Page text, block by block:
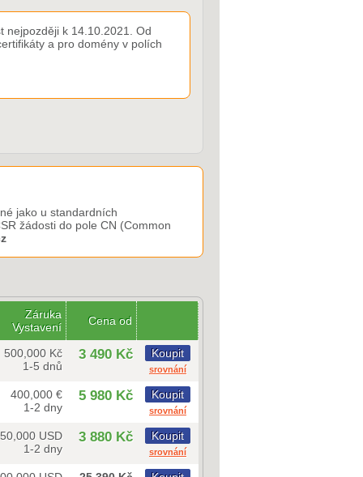
nejpozději k 14.10.2021. Od
a pro domény v polích
jako u standardních
žádosti do pole CN (Common
Záruka
Vystavení
Cena od
500,000 Kč
1-5 dnů
3 490 Kč Koupit
srovnání
400,000 €
1-2 dny
5 980 Kč Koupit
srovnání
USD
1-2 dny
3 880 Kč Koupit
srovnání